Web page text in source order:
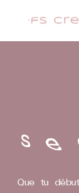
Que tu